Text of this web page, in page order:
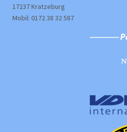
17237 Kratzeburg
Mobil: 0172 38 32 587